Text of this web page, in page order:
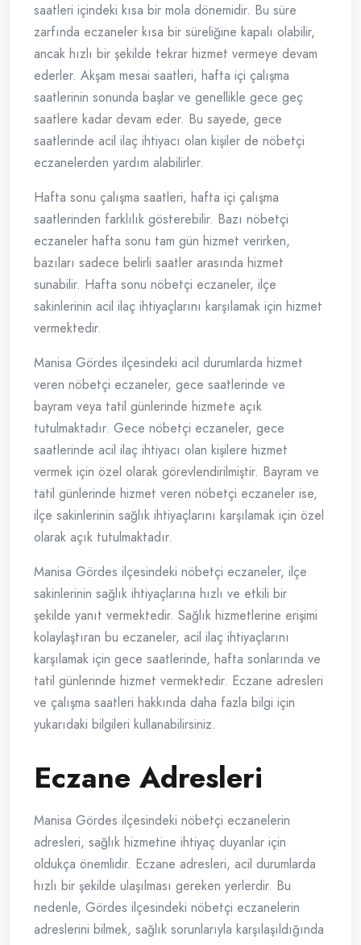
saatleri içindeki kısa bir mola dönemidir. Bu süre
zarfında eczaneler kısa bir süreliğine kapalı olabilir,
ancak hızlı bir şekilde tekrar hizmet vermeye devam
ederler. Akşam mesai saatleri, hafta içi çalışma
saatlerinin sonunda başlar ve genellikle gece geç
saatlere kadar devam eder. Bu sayede, gece
saatlerinde acil ilaç ihtiyacı olan kişiler de nöbetçi
eczanelerden yardım alabilirler.
Hafta sonu çalışma saatleri, hafta içi çalışma
saatlerinden farklılık gösterebilir. Bazı nöbetçi
eczaneler hafta sonu tam gün hizmet verirken,
bazıları sadece belirli saatler arasında hizmet
sunabilir. Hafta sonu nöbetçi eczaneler, ilçe
sakinlerinin acil ilaç ihtiyaçlarını karşılamak için hizmet
vermektedir.
Manisa Gördes ilçesindeki acil durumlarda hizmet
veren nöbetçi eczaneler, gece saatlerinde ve
bayram veya tatil günlerinde hizmete açık
tutulmaktadır. Gece nöbetçi eczaneler, gece
saatlerinde acil ilaç ihtiyacı olan kişilere hizmet
vermek için özel olarak görevlendirilmiştir. Bayram ve
tatil günlerinde hizmet veren nöbetçi eczaneler ise,
ilçe sakinlerinin sağlık ihtiyaçlarını karşılamak için özel
olarak açık tutulmaktadır.
Manisa Gördes ilçesindeki nöbetçi eczaneler, ilçe
sakinlerinin sağlık ihtiyaçlarına hızlı ve etkili bir
şekilde yanıt vermektedir. Sağlık hizmetlerine erişimi
kolaylaştıran bu eczaneler, acil ilaç ihtiyaçlarını
karşılamak için gece saatlerinde, hafta sonlarında ve
tatil günlerinde hizmet vermektedir. Eczane adresleri
ve çalışma saatleri hakkında daha fazla bilgi için
yukarıdaki bilgileri kullanabilirsiniz.
Eczane Adresleri
Manisa Gördes ilçesindeki nöbetçi eczanelerin
adresleri, sağlık hizmetine ihtiyaç duyanlar için
oldukça önemlidir. Eczane adresleri, acil durumlarda
hızlı bir şekilde ulaşılması gereken yerlerdir. Bu
nedenle, Gördes ilçesindeki nöbetçi eczanelerin
adreslerini bilmek, sağlık sorunlarıyla karşılaşıldığında